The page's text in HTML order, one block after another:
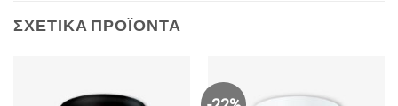
ΣΧΕΤΙΚΆ ΠΡΟΪΌΝΤΑ